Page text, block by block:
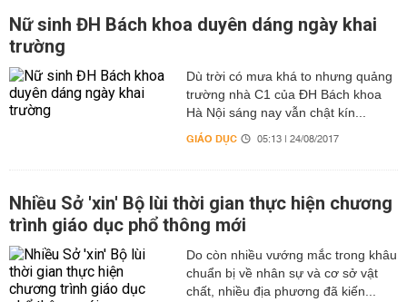
Nữ sinh ĐH Bách khoa duyên dáng ngày khai
trường
Dù trời có mưa khá to nhưng quảng
trường nhà C1 của ĐH Bách khoa
Hà Nội sáng nay vẫn chật kín...
GIÁO DỤC 05:13 | 24/08/2017
Nhiều Sở 'xin' Bộ lùi thời gian thực hiện chương
trình giáo dục phổ thông mới
Do còn nhiều vướng mắc trong khâu
chuẩn bị về nhân sự và cơ sở vật
chất, nhiều địa phương đã kiến...